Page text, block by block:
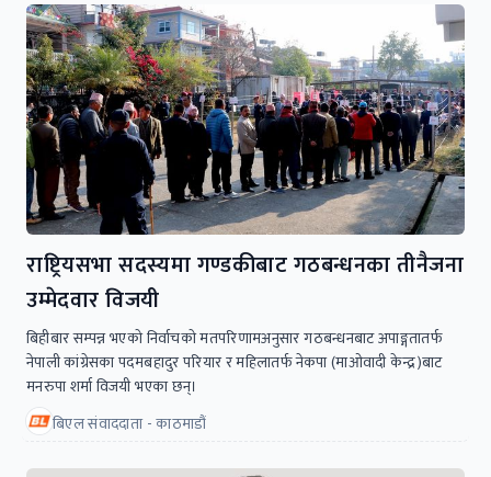
राष्ट्रियसभा सदस्यमा गण्डकीबाट गठबन्धनका तीनैजना
उम्मेदवार विजयी
बिहीबार सम्पन्न भएकाे निर्वाचकाे मतपरिणामअनुसार गठबन्धनबाट अपाङ्गतातर्फ
नेपाली कांग्रेसका पदमबहादुर परियार र महिलातर्फ नेकपा (माओवादी केन्द्र)बाट
मनरुपा शर्मा विजयी भएका छन्।
बिएल संवाददाता - काठमाडौं